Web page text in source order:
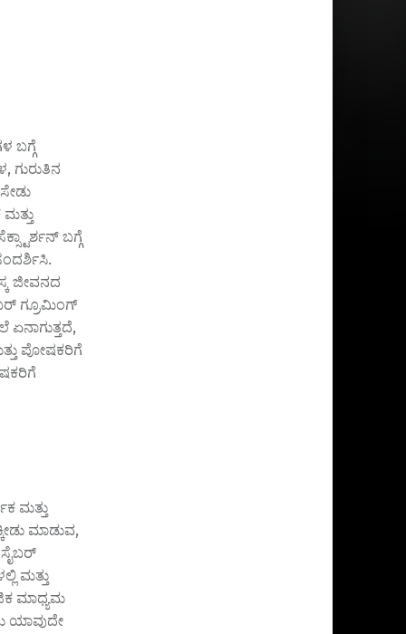
ಬಗ್ಗೆ
ಗುರುತಿನ
ಬಗ್ಗೆ
ಜೀವನದ
ಗ್ರೂಮಿಂಗ್
ಪೋಷಕರಿಗೆ
ಮತ್ತು
ಮಾಡುವ,
ಮತ್ತು
ಮಾಧ್ಯಮ
ಯಾವುದೇ